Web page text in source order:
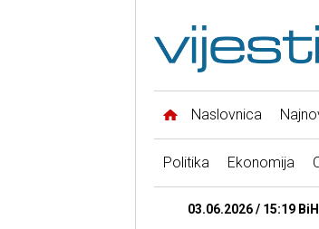
Naslovnica
Politika Ekonomija
03.06.2026 / 15:19